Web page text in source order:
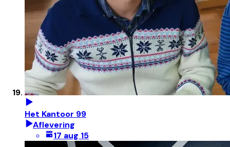
Het Kantoor 99
Aflevering
17 aug 15